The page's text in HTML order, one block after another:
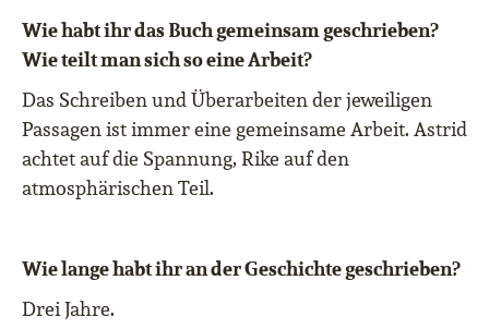
Wie habt ihr das Buch gemeinsam geschrieben?
Wie teilt man sich so eine Arbeit?
Das Schreiben und Überarbeiten der jeweiligen
Passagen ist immer eine gemeinsame Arbeit. Astrid
achtet auf die Spannung, Rike auf den
atmosphärischen Teil.
Wie lange habt ihr an der Geschichte geschrieben?
Drei Jahre.